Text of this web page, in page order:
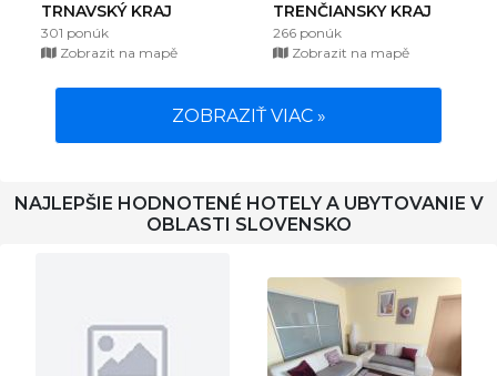
TRNAVSKÝ KRAJ
301 ponúk
Zobrazit na mapě
TRENČIANSKY KRAJ
266 ponúk
Zobrazit na mapě
ZOBRAZIŤ VIAC »
NAJLEPŠIE HODNOTENÉ HOTELY A UBYTOVANIE V
OBLASTI SLOVENSKO